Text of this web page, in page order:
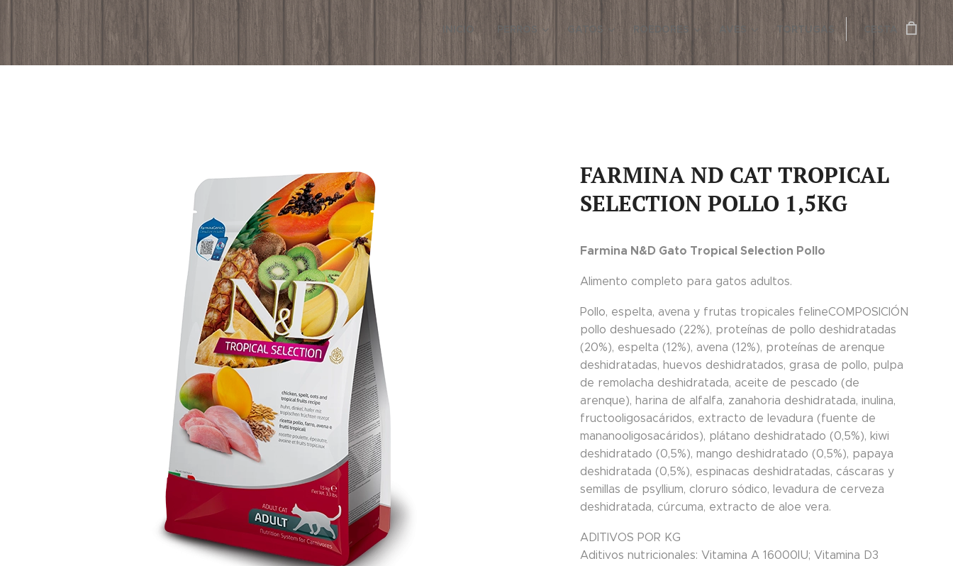
INICIO PERROS GATOS ROEDORES AVES TORTUGAS CESTA
FARMINA ND CAT TROPICAL
SELECTION POLLO 1,5KG
Farmina N&D Gato Tropical Selection Pollo
Alimento completo para gatos adultos.
Pollo, espelta, avena y frutas tropicales felineCOMPOSICIÓN
pollo deshuesado (22%), proteínas de pollo deshidratadas
(20%), espelta (12%), avena (12%), proteínas de arenque
deshidratadas, huevos deshidratados, grasa de pollo, pulpa
de remolacha deshidratada, aceite de pescado (de
arenque), harina de alfalfa, zanahoria deshidratada, inulina,
fructooligosacáridos, extracto de levadura (fuente de
mananooligosacáridos), plátano deshidratado (0,5%), kiwi
deshidratado (0,5%), mango deshidratado (0,5%), papaya
deshidratada (0,5%), espinacas deshidratadas, cáscaras y
semillas de psyllium, cloruro sódico, levadura de cerveza
deshidratada, cúrcuma, extracto de aloe vera.
ADITIVOS POR KG
Aditivos nutricionales: Vitamina A 16000IU; Vitamina D3